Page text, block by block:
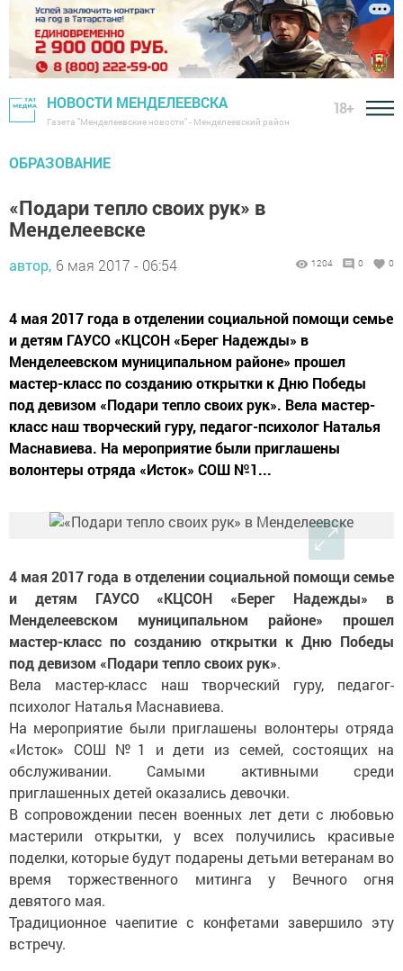
НОВОСТИ МЕНДЕЛЕЕВСКА
Газета "Менделеевские новости" - Менделеевский район
18+
ОБРАЗОВАНИЕ
«Подари тепло своих рук» в
Менделеевске
автор, 6 мая 2017 - 06:54 1204 0 0
4 мая 2017 года в отделении социальной помощи семье
и детям ГАУСО «КЦСОН «Берег Надежды» в
Менделеевском муниципальном районе» прошел
мастер-класс по созданию открытки к Дню Победы
под девизом «Подари тепло своих рук». Вела мастер-
класс наш творческий гуру, педагог-психолог Наталья
Маснавиева. На мероприятие были приглашены
волонтеры отряда «Исток» СОШ №1...
4 мая 2017 года в отделении социальной помощи семье
и детям ГАУСО «КЦСОН «Берег Надежды» в
Менделеевском муниципальном районе» прошел
мастер-класс по созданию открытки к Дню Победы
под девизом «Подари тепло своих рук».
Вела мастер-класс наш творческий гуру, педагог-
психолог Наталья Маснавиева.
На мероприятие были приглашены волонтеры отряда
«Исток» СОШ №1 и дети из семей, состоящих на
обслуживании. Самыми активными среди
приглашенных детей оказались девочки.
В сопровождении песен военных лет дети с любовью
мастерили открытки, у всех получились красивые
поделки, которые будут подарены детьми ветеранам во
время торжественного митинга у Вечного огня
девятого мая.
Традиционное чаепитие с конфетами завершило эту
встречу.